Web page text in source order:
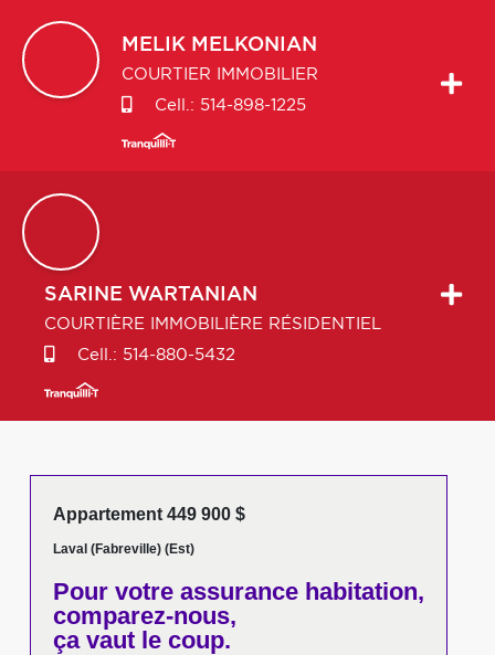
MELIK MELKONIAN
COURTIER IMMOBILIER
Cell.: 514-898-1225
SARINE WARTANIAN
COURTIÈRE IMMOBILIÈRE RÉSIDENTIEL
Cell.: 514-880-5432
Appartement 449 900 $
Laval (Fabreville) (Est)
Pour votreassurance habitation,
comparez-nous,
ça vaut le coup.